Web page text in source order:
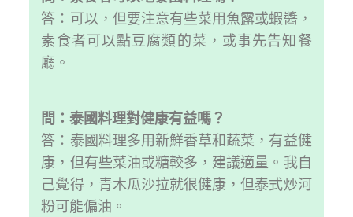
答：可以，但要注意有些菜用魚露或蝦醬，
素食者可以點豆腐類的菜，或事先告知餐
廳。
問：泰國料理對健康有益嗎？
答：泰國料理多用新鮮香草和蔬菜，有益健
康，但有些菜油或糖較多，建議適量。我自
己覺得，青木瓜沙拉就很健康，但泰式炒河
粉可能偏油。